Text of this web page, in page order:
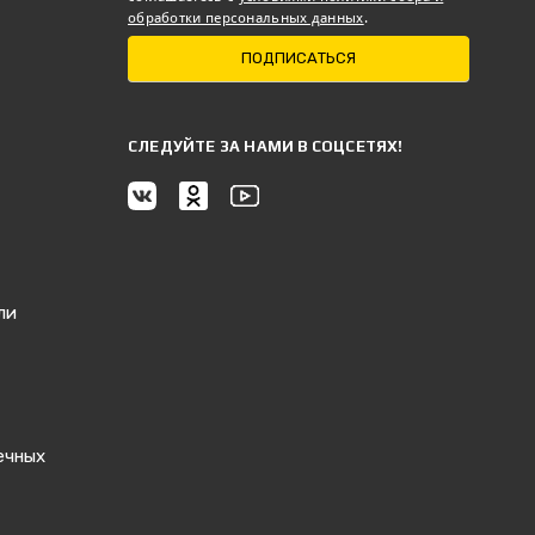
обработки персональных данных.
ПОДПИСАТЬСЯ
CЛЕДУЙТЕ ЗА НАМИ В СОЦСЕТЯХ!